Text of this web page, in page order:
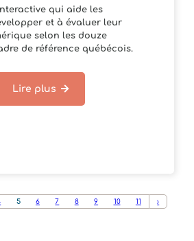
qui aide les
et à évaluer leur
selon les douze
de référence québécois.
Lire plus
5 6 7 8 9 10 11 ›